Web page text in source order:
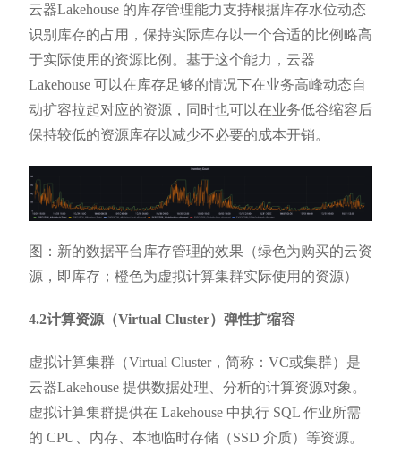
云器Lakehouse 的库存管理能力支持根据库存水位动态
识别库存的占用，保持实际库存以一个合适的比例略高
于实际使用的资源比例。基于这个能力，云器
Lakehouse 可以在库存足够的情况下在业务高峰动态自
动扩容拉起对应的资源，同时也可以在业务低谷缩容后
保持较低的资源库存以减少不必要的成本开销。
图：新的数据平台库存管理的效果（绿色为购买的云资
源，即库存；橙色为虚拟计算集群实际使用的资源）
4.2计算资源（Virtual Cluster）弹性扩缩容
虚拟计算集群（Virtual Cluster，简称：VC或集群）是
云器Lakehouse 提供数据处理、分析的计算资源对象。
虚拟计算集群提供在 Lakehouse 中执行 SQL 作业所需
的 CPU、内存、本地临时存储（SSD 介质）等资源。